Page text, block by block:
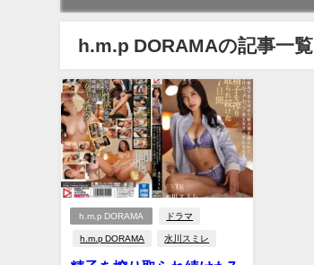
h.m.p DORAMAの記事一覧
h.m.p DORAMA ドラマ
h.m.p DORAMA 水川スミレ